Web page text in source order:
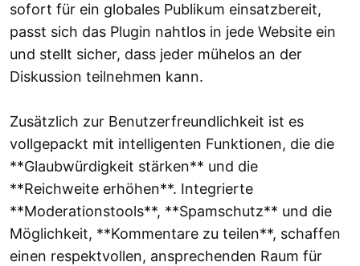
sofort für ein globales Publikum einsatzbereit,
passt sich das Plugin nahtlos in jede Website ein
und stellt sicher, dass jeder mühelos an der
Diskussion teilnehmen kann.
Zusätzlich zur Benutzerfreundlichkeit ist es
vollgepackt mit intelligenten Funktionen, die die
**Glaubwürdigkeit stärken** und die
**Reichweite erhöhen**. Integrierte
**Moderationstools**, **Spamschutz** und die
Möglichkeit, **Kommentare zu teilen**, schaffen
einen respektvollen, ansprechenden Raum für